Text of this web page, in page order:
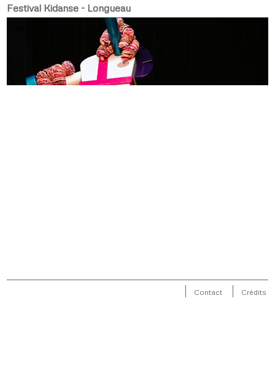
Festival Kidanse - Longueau
Contact Crédits